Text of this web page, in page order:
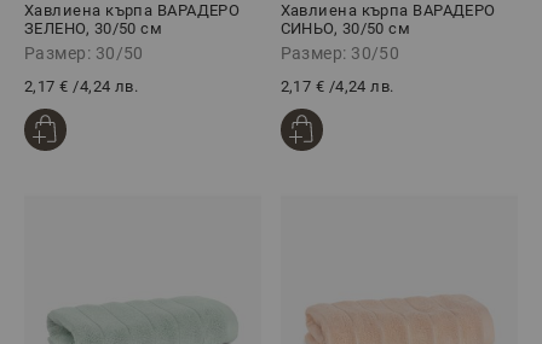
Хавлиена кърпа ВАРАДЕРО
ЗЕЛЕНО, 30/50 см
Размер: 30/50
2,17 € /4,24 лв.
Хавлиена кърпа ВАРАДЕРО
СИНЬО, 30/50 см
Размер: 30/50
2,17 € /4,24 лв.